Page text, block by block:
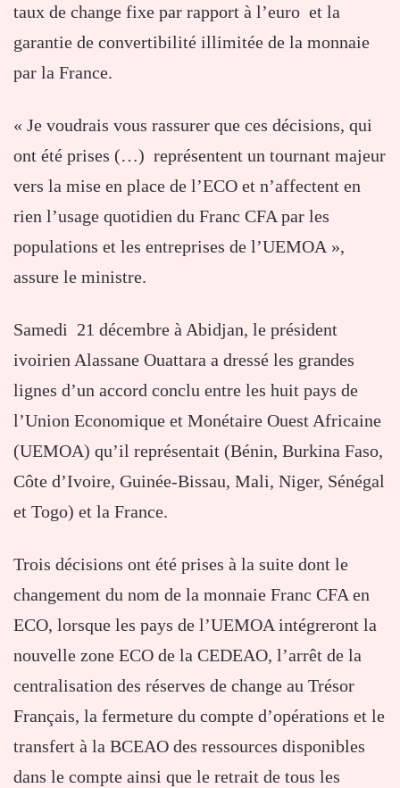
taux de change fixe par rapport à l’euro et la
garantie de convertibilité illimitée de la monnaie
par la France.
« Je voudrais vous rassurer que ces décisions, qui
ont été prises (…) représentent un tournant majeur
vers la mise en place de l’ECO et n’affectent en
rien l’usage quotidien du Franc CFA par les
populations et les entreprises de l’UEMOA »,
assure le ministre.
Samedi 21 décembre à Abidjan, le président
ivoirien Alassane Ouattara a dressé les grandes
lignes d’un accord conclu entre les huit pays de
l’Union Economique et Monétaire Ouest Africaine
(UEMOA) qu’il représentait (Bénin, Burkina Faso,
Côte d’Ivoire, Guinée-Bissau, Mali, Niger, Sénégal
et Togo) et la France.
Trois décisions ont été prises à la suite dont le
changement du nom de la monnaie Franc CFA en
ECO, lorsque les pays de l’UEMOA intégreront la
nouvelle zone ECO de la CEDEAO, l’arrêt de la
centralisation des réserves de change au Trésor
Français, la fermeture du compte d’opérations et le
transfert à la BCEAO des ressources disponibles
dans le compte ainsi que le retrait de tous les